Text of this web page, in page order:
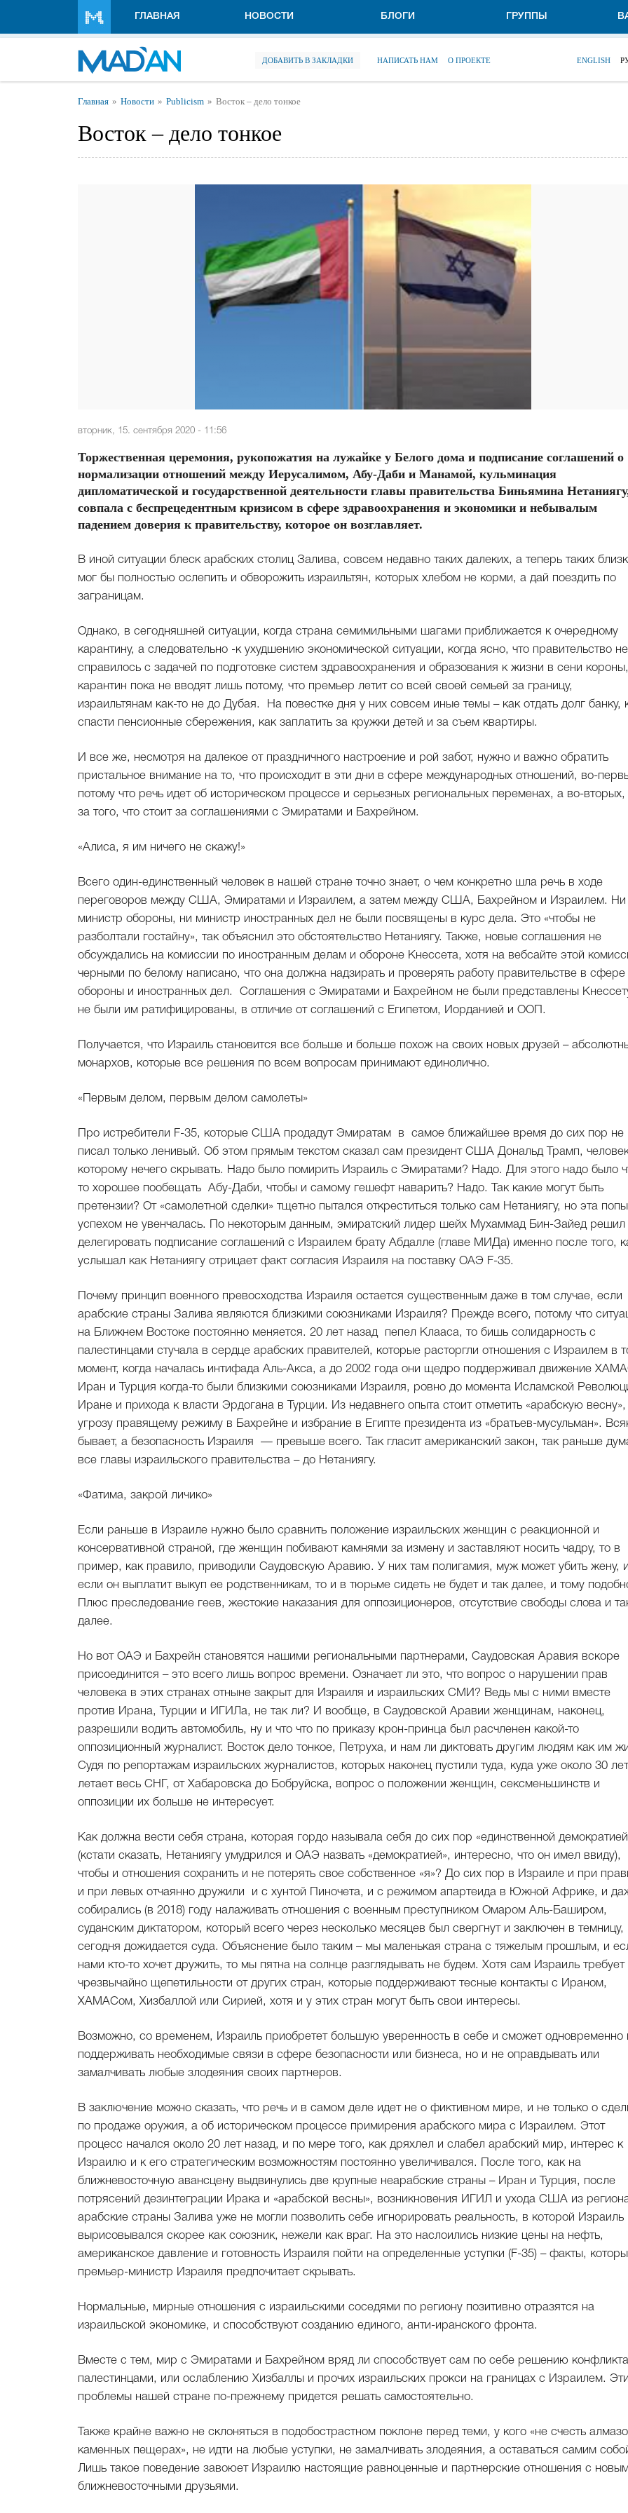
ГЛАВНАЯ НОВОСТИ БЛОГИ ГРУППЫ
ДОБАВИТЬ В ЗАКЛАДКИ НАПИСАТЬ НАМ О ПРОЕКТЕ ENGLISH
Вы здесь
Главная Новости Publicism Восток – дело тонкое
Восток – дело тонкое
вторник, 15. сентября 2020 - 11:56
Торжественная церемония, рукопожатия на лужайке у Белого дома и подписание соглашений о
нормализации отношений между Иерусалимом, Абу-Даби и Манамой, кульминация
дипломатической и государственной деятельности главы правительства Биньямина
совпала с беспрецедентным кризисом в сфере здравоохранения и экономики и небывалым
падением доверия к правительству, которое он возглавляет.
В иной ситуации блеск арабских столиц Залива, совсем недавно таких далеких, а теперь таких
мог бы полностью ослепить и обворожить израильтян, которых хлебом не корми, а дай поездить по
заграницам.
Однако, в сегодняшней ситуации, когда страна семимильными шагами приближается к очередному
карантину, а следовательно -к ухудшению экономической ситуации, когда ясно, что правительство не
справилось с задачей по подготовке систем здравоохранения и образования к жизни в сени
карантин пока не вводят лишь потому, что премьер летит со всей своей семьей за границу,
израильтянам как-то не до Дубая. На повестке дня у них совсем иные темы – как отдать долг банку,
спасти пенсионные сбережения, как заплатить за кружки детей и за съем квартиры.
И все же, несмотря на далекое от праздничного настроение и рой забот, нужно и важно обратить
пристальное внимание на то, что происходит в эти дни в сфере международных отношений, во-
потому что речь идет об историческом процессе и серьезных региональных переменах, а во-вторых,
за того, что стоит за соглашениями с Эмиратами и Бахрейном.
«Алиса, я им ничего не скажу!»
Всего один-единственный человек в нашей стране точно знает, о чем конкретно шла речь в ходе
переговоров между США, Эмиратами и Израилем, а затем между США, Бахрейном и Израилем. Ни
министр обороны, ни министр иностранных дел не были посвящены в курс дела. Это «чтобы не
разболтали гостайну», так объяснил это обстоятельство Нетаниягу. Также, новые соглашения не
обсуждались на комиссии по иностранным делам и обороне Кнессета, хотя на вебсайте этой
черными по белому написано, что она должна надзирать и проверять работу правительстве в сфере
обороны и иностранных дел. Соглашения с Эмиратами и Бахрейном не были представлены
не были им ратифицированы, в отличие от соглашений с Египетом, Иорданией и ООП.
Получается, что Израиль становится все больше и больше похож на своих новых друзей –
монархов, которые все решения по всем вопросам принимают единолично.
«Первым делом, первым делом самолеты»
Про истребители F-35, которые США продадут Эмиратам в самое ближайшее время до сих пор не
писал только ленивый. Об этом прямым текстом сказал сам президент США Дональд Трамп,
которому нечего скрывать. Надо было помирить Израиль с Эмиратами? Надо. Для этого надо было
то хорошее пообещать Абу-Даби, чтобы и самому гешефт наварить? Надо. Так какие могут быть
претензии? От «самолетной сделки» тщетно пытался откреститься только сам Нетаниягу, но эта
успехом не увенчалась. По некоторым данным, эмиратский лидер шейх Мухаммад Бин-Зайед решил
делегировать подписание соглашений с Израилем брату Абдалле (главе МИДа) именно после того,
услышал как Нетаниягу отрицает факт согласия Израиля на поставку ОАЭ F-35.
Почему принцип военного превосходства Израиля остается существенным даже в том случае, если
арабские страны Залива являются близкими союзниками Израиля? Прежде всего, потому что
на Ближнем Востоке постоянно меняется. 20 лет назад пепел Клааса, то бишь солидарность с
палестинцами стучала в сердце арабских правителей, которые расторгли отношения с Израилем в
момент, когда началась интифада Аль-Акса, а до 2002 года они щедро поддерживал движение
Иран и Турция когда-то были близкими союзниками Израиля, ровно до момента Исламской
Иране и прихода к власти Эрдогана в Турции. Из недавнего опыта стоит отметить «арабскую весну»,
угрозу правящему режиму в Бахрейне и избрание в Египте президента из «братьев-мусульман».
бывает, а безопасность Израиля — превыше всего. Так гласит американский закон, так раньше
все главы израильского правительства – до Нетаниягу.
«Фатима, закрой личико»
Если раньше в Израиле нужно было сравнить положение израильских женщин с реакционной и
консервативной страной, где женщин побивают камнями за измену и заставляют носить чадру, то в
пример, как правило, приводили Саудовскую Аравию. У них там полигамия, муж может убить жену, и
если он выплатит выкуп ее родственникам, то и в тюрьме сидеть не будет и так далее, и тому
Плюс преследование геев, жестокие наказания для оппозиционеров, отсутствие свободы слова и
далее.
Но вот ОАЭ и Бахрейн становятся нашими региональными партнерами, Саудовская Аравия вскоре
присоединится – это всего лишь вопрос времени. Означает ли это, что вопрос о нарушении прав
человека в этих странах отныне закрыт для Израиля и израильских СМИ? Ведь мы с ними вместе
против Ирана, Турции и ИГИЛа, не так ли? И вообще, в Саудовской Аравии женщинам, наконец,
разрешили водить автомобиль, ну и что что по приказу крон-принца был расчленен какой-то
оппозиционный журналист. Восток дело тонкое, Петруха, и нам ли диктовать другим людям как им
Судя по репортажам израильских журналистов, которых наконец пустили туда, куда уже около 30 лет
летает весь СНГ, от Хабаровска до Бобруйска, вопрос о положении женщин, сексменьшинств и
оппозиции их больше не интересует.
Как должна вести себя страна, которая гордо называла себя до сих пор «единственной
(кстати сказать, Нетаниягу умудрился и ОАЭ назвать «демократией», интересно, что он имел ввиду),
чтобы и отношения сохранить и не потерять свое собственное «я»? До сих пор в Израиле и при
и при левых отчаянно дружили и с хунтой Пиночета, и с режимом апартеида в Южной Африке, и
собирались (в 2018) году налаживать отношения с военным преступником Омаром Аль-Баширом,
суданским диктатором, который всего через несколько месяцев был свергнут и заключен в темницу,
сегодня дожидается суда. Объяснение было таким – мы маленькая страна с тяжелым прошлым, и
нами кто-то хочет дружить, то мы пятна на солнце разглядывать не будем. Хотя сам Израиль требует
чрезвычайно щепетильности от других стран, которые поддерживают тесные контакты с Ираном,
ХАМАСом, Хизбаллой или Сирией, хотя и у этих стран могут быть свои интересы.
Возможно, со временем, Израиль приобретет большую уверенность в себе и сможет одновременно
поддерживать необходимые связи в сфере безопасности или бизнеса, но и не оправдывать или
замалчивать любые злодеяния своих партнеров.
В заключение можно сказать, что речь и в самом деле идет не о фиктивном мире, и не только о
по продаже оружия, а об историческом процессе примирения арабского мира с Израилем. Этот
процесс начался около 20 лет назад, и по мере того, как дряхлел и слабел арабский мир, интерес к
Израилю и к его стратегическим возможностям постоянно увеличивался. После того, как на
ближневосточную авансцену выдвинулись две крупные неарабские страны – Иран и Турция, после
потрясений дезинтеграции Ирака и «арабской весны», возникновения ИГИЛ и ухода США из
арабские страны Залива уже не могли позволить себе игнорировать реальность, в которой Израиль
вырисовывался скорее как союзник, нежели как враг. На это наслоились низкие цены на нефть,
американское давление и готовность Израиля пойти на определенные уступки (F-35) – факты,
премьер-министр Израиля предпочитает скрывать.
Нормальные, мирные отношения с израильскими соседями по региону позитивно отразятся на
израильской экономике, и способствуют созданию единого, анти-иранского фронта.
Вместе с тем, мир с Эмиратами и Бахрейном вряд ли способствует сам по себе решению
палестинцами, или ослаблению Хизбаллы и прочих израильских прокси на границах с Израилем. Эти
проблемы нашей стране по-прежнему придется решать самостоятельно.
Также крайне важно не склоняться в подобострастном поклоне перед теми, у кого «не счесть
каменных пещерах», не идти на любые уступки, не замалчивать злодеяния, а оставаться самим
Лишь такое поведение завоюет Израилю настоящие равноценные и партнерские отношения с
ближневосточными друзьями.